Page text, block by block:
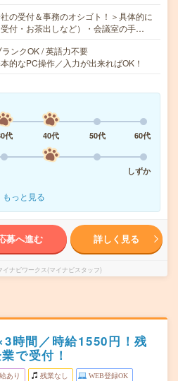
の受付＆事務のオシゴト！＞具体的に
付・お茶出しなど）・会議室の手…
ンクOK / 英語力不要
的なPC操作／入力が出来ればOK！
代 40代 50代
60代
しずか
もっと見る
募へ進む 詳しく見る
イナビワークス(マイナビスタッフ)
時間／時給1550円！残
で受付！
あり 残業なし WEB登録OK